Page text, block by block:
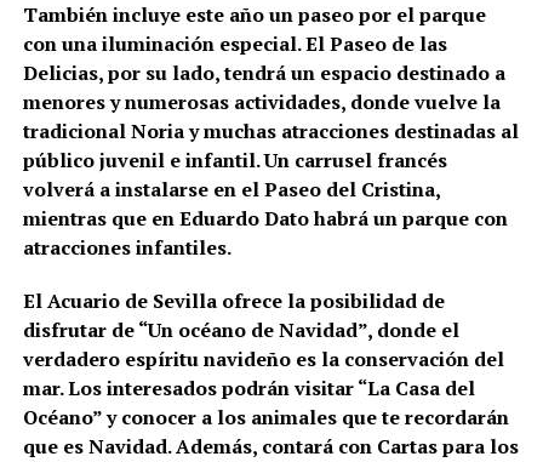
También incluye este año un paseo por el parque
con una iluminación especial. El Paseo de las
Delicias, por su lado, tendrá un espacio destinado a
menores y numerosas actividades, donde vuelve la
tradicional Noria y muchas atracciones destinadas al
público juvenil e infantil. Un carrusel francés
volverá a instalarse en el Paseo del Cristina,
mientras que en Eduardo Dato habrá un parque con
atracciones infantiles.
El Acuario de Sevilla ofrece la posibilidad de
disfrutar de “Un océano de Navidad”, donde el
verdadero espíritu navideño es la conservación del
mar. Los interesados podrán visitar “La Casa del
Océano” y conocer a los animales que te recordarán
que es Navidad. Además, contará con Cartas para los